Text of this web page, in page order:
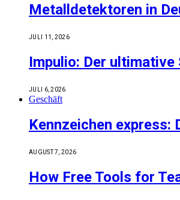
Metalldetektoren in
JULI 11, 2026
Impulio: Der
JULI 6, 2026
Geschäft
Kennzeichen express:
AUGUST 7, 2026
How Free Tools for